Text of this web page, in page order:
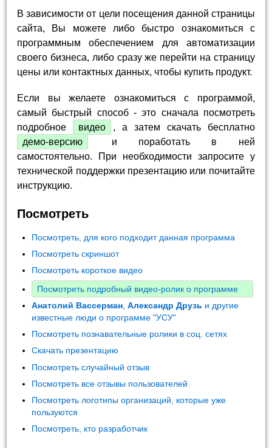
В зависимости от цели посещения данной страницы
сайта, Вы можете либо быстро ознакомиться с
программным обеспечением для автоматизации
своего бизнеса, либо сразу же перейти на страницу
цены или контактных данных, чтобы купить продукт.
Если вы желаете ознакомиться с программой,
самый быстрый способ - это сначала посмотреть
подробное
видео
, а затем скачать бесплатно
демо-версию
и поработать в ней
самостоятельно. При необходимости запросите у
технической поддержки презентацию или почитайте
инструкцию.
Посмотреть
Посмотреть, для кого подходит данная программа
Посмотреть скриншот
Посмотреть короткое видео
Посмотреть подробный видео-ролик о программе
Анатолий Вассерман ,Александр Друзь и другие
известные люди о программе "УСУ"
Посмотреть познавательные ролики в соц. сетях
Скачать презентацию
Посмотреть случайный отзыв
Посмотреть все отзывы пользователей
Посмотреть логотипы организаций, которые уже
пользуются
Посмотреть, кто разработчик